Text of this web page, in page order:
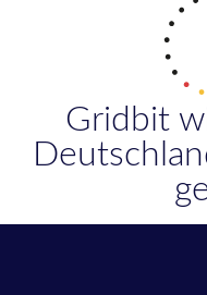
Gridbit